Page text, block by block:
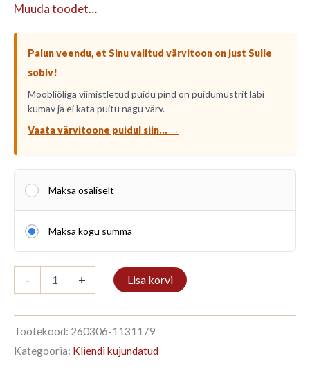
Muuda toodet…
Palun veendu, et Sinu valitud värvitoon on just Sulle
sobiv!
Mööbliõliga viimistletud puidu pind on puidumustrit läbi
kumav ja ei kata puitu nagu värv.
Vaata värvitoone puidul siin... →
Maksa osaliselt
Maksa kogu summa
-
3/7
Mahagon
kogus
+ Lisa korvi
Tootekood: 260306-1131179
Kategooria: Kliendi kujundatud